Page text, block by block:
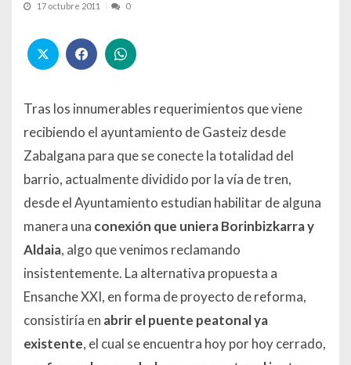
17 octubre 2011 0
Tras los innumerables requerimientos que viene
recibiendo el ayuntamiento de Gasteiz desde
Zabalgana para que se conecte la totalidad del
barrio, actualmente dividido por la vía de tren,
desde el Ayuntamiento estudian habilitar de alguna
manera una conexión que uniera Borinbizkarra y
Aldaia, algo que venimos reclamando
insistentemente. La alternativa propuesta a
Ensanche XXI, en forma de proyecto de reforma,
consistiría en abrir el puente peatonal ya
existente, el cual se encuentra hoy por hoy cerrado,